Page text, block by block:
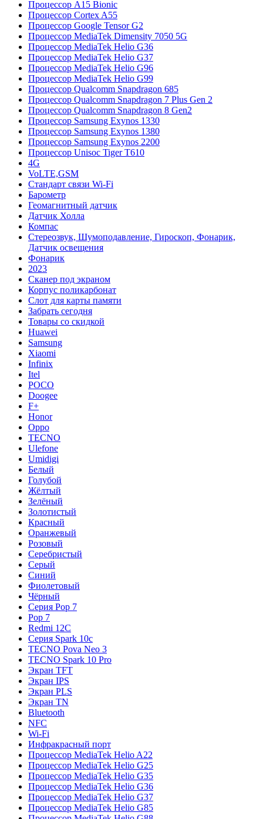
Процессор A15 Bionic
Процессор Cortex A55
Процессор Google Tensor G2
Процессор MediaTek Dimensity 7050 5G
Процессор MediaTek Helio G36
Процессор MediaTek Helio G37
Процессор MediaTek Helio G96
Процессор MediaTek Helio G99
Процессор Qualcomm Snapdragon 685
Процессор Qualcomm Snapdragon 7 Plus Gen 2
Процессор Qualcomm Snapdragon 8 Gen2
Процессор Samsung Exynos 1330
Процессор Samsung Exynos 1380
Процессор Samsung Exynos 2200
Процессор Unisoc Tiger T610
4G
VoLTE,GSM
Cтандарт связи Wi-Fi
Барометр
Геомагнитный датчик
Датчик Холла
Компас
Стереозвук, Шумоподавление, Гироскоп, Фонарик,
Датчик освещения
Фонарик
2023
Сканер под экраном
Корпус поликарбонат
Слот для карты памяти
Забрать сегодня
Товары со скидкой
Huawei
Samsung
Xiaomi
Infinix
Itel
POCO
Doogee
F+
Honor
Oppo
TECNO
Ulefone
Umidigi
Белый
Голубой
Жёлтый
Зелёный
Золотистый
Красный
Оранжевый
Розовый
Серебристый
Серый
Синий
Фиолетовый
Чёрный
Серия Pop 7
Pop 7
Redmi 12C
Серия Spark 10c
TECNO Pova Neo 3
TECNO Spark 10 Pro
Экран TFT
Экран IPS
Экран PLS
Экран TN
Bluetooth
NFC
Wi-Fi
Инфракрасный порт
Процессор MediaTek Helio A22
Процессор MediaTek Helio G25
Процессор MediaTek Helio G35
Процессор MediaTek Helio G36
Процессор MediaTek Helio G37
Процессор MediaTek Helio G85